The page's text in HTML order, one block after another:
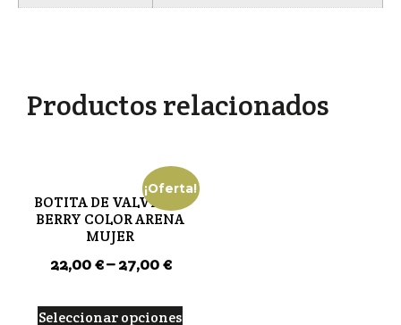
Productos relacionados
¡Oferta!
BOTITA DE VALVERDE
BERRY COLOR ARENA
MUJER
22,00€–27,00€
Seleccionar opciones